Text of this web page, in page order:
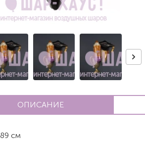
ОПИСАНИЕ
89 см